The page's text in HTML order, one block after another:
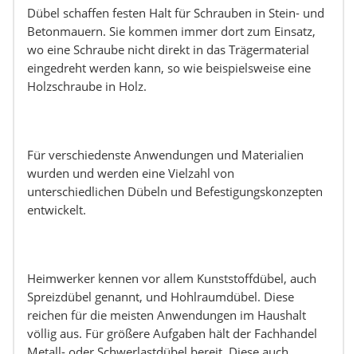
Dübel schaffen festen Halt für Schrauben in Stein- und
Betonmauern. Sie kommen immer dort zum Einsatz,
wo eine Schraube nicht direkt in das Trägermaterial
eingedreht werden kann, so wie beispielsweise eine
Holzschraube in Holz.
Für verschiedenste Anwendungen und Materialien
wurden und werden eine Vielzahl von
unterschiedlichen Dübeln und Befestigungskonzepten
entwickelt.
Heimwerker kennen vor allem Kunststoffdübel, auch
Spreizdübel genannt, und Hohlraumdübel. Diese
reichen für die meisten Anwendungen im Haushalt
völlig aus. Für größere Aufgaben hält der Fachhandel